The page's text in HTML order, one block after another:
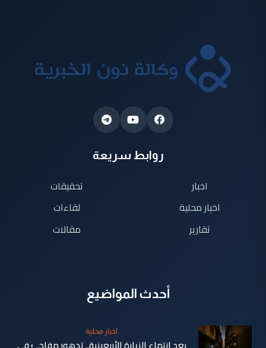
روابط سريعة
اخبار
اخبار محلية
تقارير
تحقيقات
لقاءات
مقالات
أحدث المواضيع
اخبار محلية